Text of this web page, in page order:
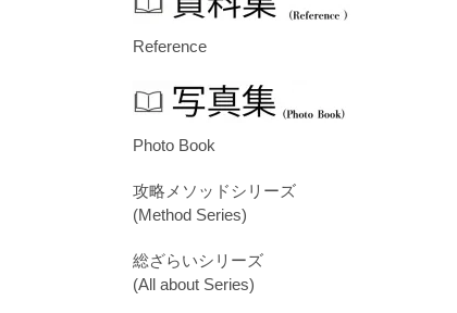
Reference
Photo Book
攻略メソッドシリーズ
(Method Series)
総ざらいシリーズ
(All about Series)